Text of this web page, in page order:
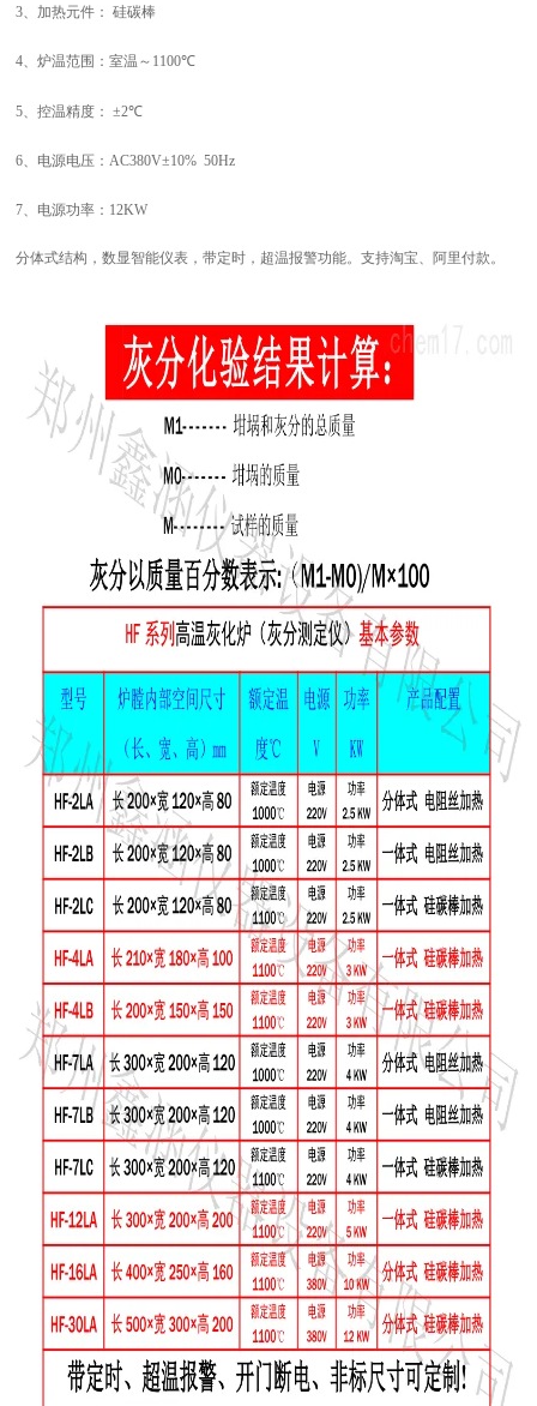
3、加热元件： 硅碳棒
4、炉温范围：室温～ 1100℃
5 、控温精度： ±2℃
6、电源电压：AC380V±10% 50Hz
7、电源功率： 12KW
分体式结构，数显智能仪表，带定时，超温报警功能。支持淘宝、阿里付款。